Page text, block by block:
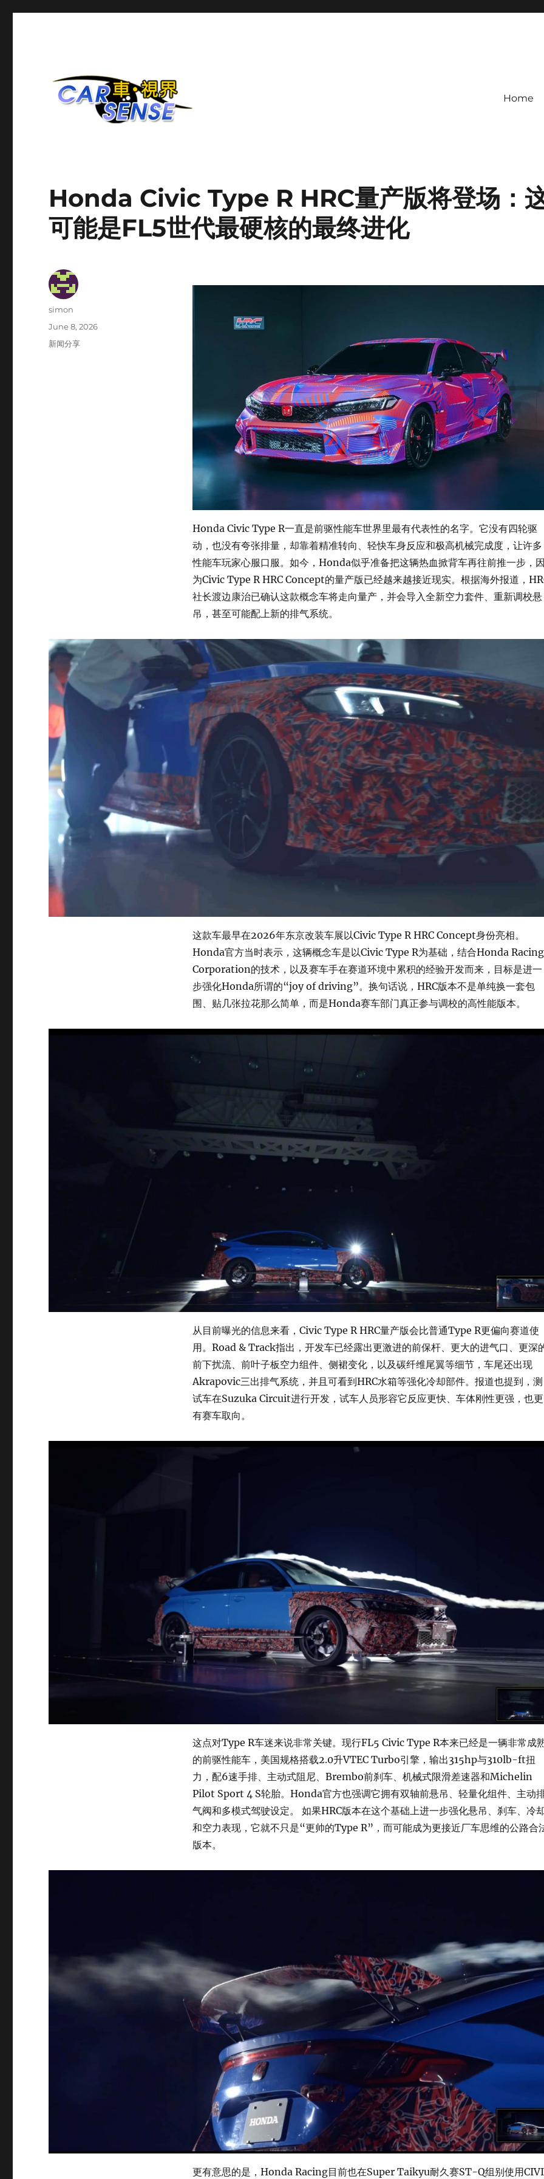
Home
Honda Civic Type R HRC量产版将登场：
可能是FL5世代最硬核的最终进化
Honda Civic Type R一直是前驱性能车世界里最有代表性的名字。它没有四轮驱
动，也没有夸张排量，却靠着精准转向、轻快车身反应和极高机械完成度，让许多
性能车玩家心服口服。如今，Honda似乎准备把这辆热血掀背车再往前推一步，
为Civic Type R HRC Concept的量产版已经越来越接近现实。根据海外报道，
社长渡边康治已确认这款概念车将走向量产，并会导入全新空力套件、重新调校悬
吊，甚至可能配上新的排气系统。
这款车最早在2026年东京改装车展以Civic Type R HRC Concept身份亮相。
Honda官方当时表示，这辆概念车是以Civic Type R为基础，结合Honda Racing
Corporation的技术，以及赛车手在赛道环境中累积的经验开发而来，目标是进一
步强化Honda所谓的“joy of driving”。换句话说，HRC版本不是单纯换一套包
围、贴几张拉花那么简单，而是Honda赛车部门真正参与调校的高性能版本。
从目前曝光的信息来看，Civic Type R HRC量产版会比普通Type R更偏向赛道使
用。Road & Track指出，开发车已经露出更激进的前保杆、更大的进气口、更深
前下扰流、前叶子板空力组件、侧裙变化，以及碳纤维尾翼等细节，车尾还出现
Akrapovic三出排气系统，并且可看到HRC水箱等强化冷却部件。报道也提到，测
试车在Suzuka Circuit进行开发，试车人员形容它反应更快、车体刚性更强，也更
有赛车取向。
这点对Type R车迷来说非常关键。现行FL5 Civic Type R本来已经是一辆非常成
的前驱性能车，美国规格搭载2.0升VTEC Turbo引擎，输出315hp与310lb-ft扭
力，配6速手排、主动式阻尼、Brembo前刹车、机械式限滑差速器和Michelin
Pilot Sport 4 S轮胎。Honda官方也强调它拥有双轴前悬吊、轻量化组件、主动
气阀和多模式驾驶设定。 如果HRC版本在这个基础上进一步强化悬吊、刹车、冷
和空力表现，它就不只是“更帅的Type R”，而可能成为更接近厂车思维的公路合
版本。
更有意思的是，Honda Racing目前也在Super Taikyu耐久赛ST-Q组别使用
Author
simon
Posted
on
June 8, 2026
Categories
新闻分享